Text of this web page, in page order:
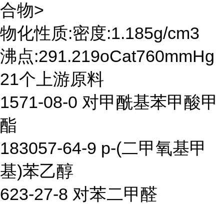
合物>
物化性质:密度:1.185g/cm3
沸点:291.219oCat760mmHg
21个上游原料
1571-08-0 对甲酰基苯甲酸甲
酯
183057-64-9 p-(二甲氧基甲
基)苯乙醇
623-27-8 对苯二甲醛